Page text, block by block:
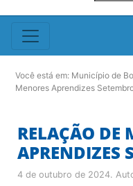
Você está em: Município de
Menores Aprendizes
RELAÇÃO DE
APRENDIZES
4 de outubro de 2024.